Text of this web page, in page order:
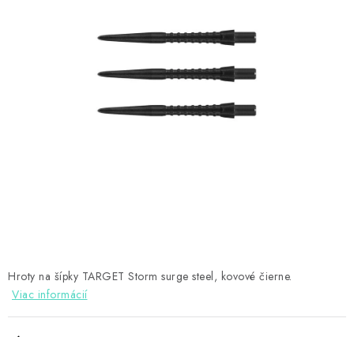
Kontakty Hodnotenie obchodu
Hroty na šípky TARGET Storm surge steel, kovové čierne.
Viac informácií